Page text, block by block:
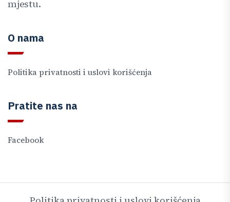
mjestu.
O nama
Politika privatnosti i uslovi korišćenja
Pratite nas na
Facebook